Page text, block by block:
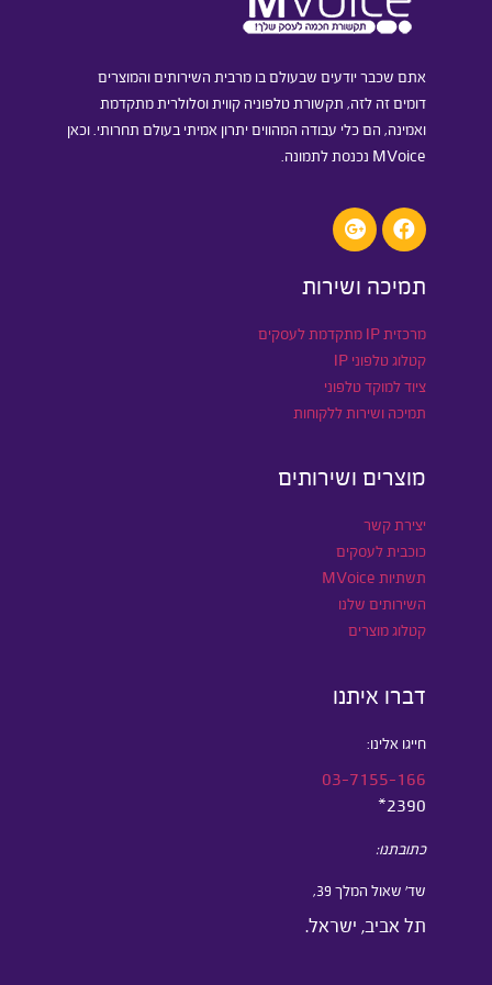
אתם שכבר יודעים שבעולם בו מרבית השירותים והמוצרים
דומים זה לזה, תקשורת טלפוניה קווית וסלולרית מתקדמת
ואמינה, הם כלי עבודה המהווים יתרון אמיתי בעולם תחרותי. וכאן
MVoice נכנסת לתמונה.
תמיכה ושירות
מרכזית IP מתקדמת לעסקים
קטלוג טלפוני IP
ציוד למוקד טלפוני
תמיכה ושירות ללקוחות
מוצרים ושירותים
יצירת קשר
כוכבית לעסקים
תשתיות MVoice
השירותים שלנו
קטלוג מוצרים
דברו איתנו
חייגו אלינו:
03-7155-166
2390*
כתובתנו:
שד’ שאול המלך 39,
תל אביב, ישראל.